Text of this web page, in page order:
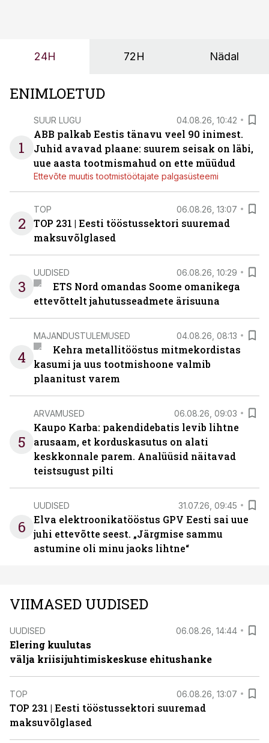
OÜ tegevjuht Sander Mitendorf.
24H 72H Nädal
ENIMLOETUD
1
SUUR LUGU 04.08.26, 10:42
ABB palkab Eestis tänavu veel 90 inimest.
Juhid avavad plaane: suurem seisak on läbi,
uue aasta tootmismahud on ette müüdud
Ettevõte muutis tootmistöötajate palgasüsteemi
2
TOP 06.08.26, 13:07
TOP 231 | Eesti tööstussektori suuremad
maksuvõlglased
3
UUDISED 06.08.26, 10:29
ETS Nord omandas Soome omanikega
ettevõttelt jahutusseadmete ärisuuna
4
MAJANDUSTULEMUSED 04.08.26, 08:13
Kehra metallitööstus mitmekordistas
kasumi ja uus tootmishoone valmib
plaanitust varem
5
ARVAMUSED 06.08.26, 09:03
Kaupo Karba: pakendidebatis levib lihtne
arusaam, et korduskasutus on alati
keskkonnale parem. Analüüsid näitavad
teistsugust pilti
6
UUDISED 31.07.26, 09:45
Elva elektroonikatööstus GPV Eesti sai uue
juhi ettevõtte seest. „Järgmise sammu
astumine oli minu jaoks lihtne“
VIIMASED UUDISED
UUDISED 06.08.26, 14:44
Elering kuulutas
välja kriisijuhtimiskeskuse ehitushanke
TOP 06.08.26, 13:07
TOP 231 | Eesti tööstussektori suuremad
maksuvõlglased